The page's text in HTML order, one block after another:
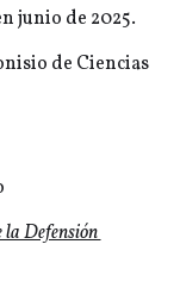
junio de 2025.
de Ciencias
la Defensión